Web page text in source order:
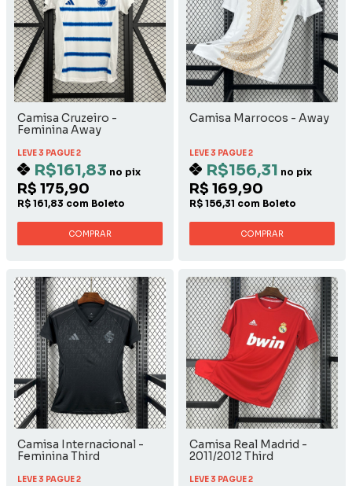
Camisa Cruzeiro -
Feminina Away
LEVE 3 PAGUE 2
R$161,83 no pix
R$ 175,90
R$ 161,83 com Boleto
COMPRAR
Camisa Marrocos - Away
LEVE 3 PAGUE 2
R$156,31 no pix
R$ 169,90
R$ 156,31 com Boleto
COMPRAR
Camisa Internacional -
Feminina Third
LEVE 3 PAGUE 2
Camisa Real Madrid -
2011/2012 Third
LEVE 3 PAGUE 2